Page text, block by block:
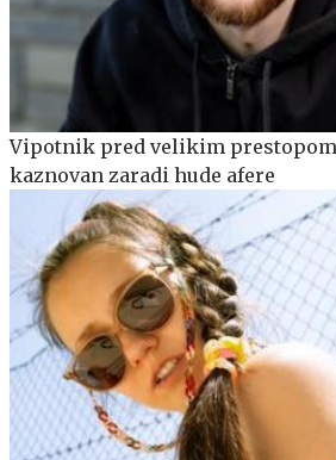
Vipotnik pred velikim
kaznovan zaradi hude afere